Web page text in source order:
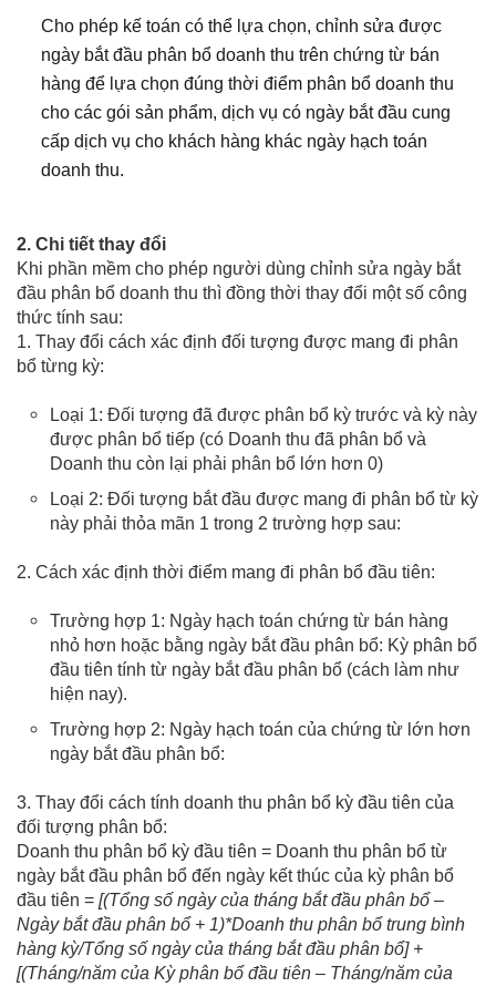
Cho phép kế toán có thể lựa chọn, chỉnh sửa được
ngày bắt đầu phân bổ doanh thu trên chứng từ bán
hàng để lựa chọn đúng thời điểm phân bổ doanh thu
cho các gói sản phẩm, dịch vụ có ngày bắt đầu cung
cấp dịch vụ cho khách hàng khác ngày hạch toán
doanh thu.
2. Chi tiết thay đổi
Khi phần mềm cho phép người dùng chỉnh sửa ngày bắt
đầu phân bổ doanh thu thì đồng thời thay đổi một số công
thức tính sau:
1. Thay đổi cách xác định đối tượng được mang đi phân
bổ từng kỳ:
Loại 1: Đối tượng đã được phân bổ kỳ trước và kỳ này
được phân bổ tiếp (có Doanh thu đã phân bổ và
Doanh thu còn lại phải phân bổ lớn hơn 0)
Loại 2: Đối tượng bắt đầu được mang đi phân bổ từ kỳ
này phải thỏa mãn 1 trong 2 trường hợp sau:
2. Cách xác định thời điểm mang đi phân bổ đầu tiên:
Trường hợp 1: Ngày hạch toán chứng từ bán hàng
nhỏ hơn hoặc bằng ngày bắt đầu phân bổ: Kỳ phân bổ
đầu tiên tính từ ngày bắt đầu phân bổ (cách làm như
hiện nay).
Trường hợp 2: Ngày hạch toán của chứng từ lớn hơn
ngày bắt đầu phân bổ:
3. Thay đổi cách tính doanh thu phân bổ kỳ đầu tiên của
đối tượng phân bổ:
Doanh thu phân bổ kỳ đầu tiên = Doanh thu phân bổ từ
ngày bắt đầu phân bổ đến ngày kết thúc của kỳ phân bổ
đầu tiên = [(Tổng số ngày của tháng bắt đầu phân bổ –
Ngày bắt đầu phân bổ + 1)*Doanh thu phân bổ trung bình
hàng kỳ/Tổng số ngày của tháng bắt đầu phân bổ] +
[(Tháng/năm của Kỳ phân bổ đầu tiên – Tháng/năm của